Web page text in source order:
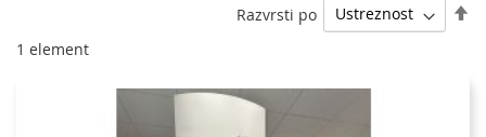
1 element
Razvrsti po